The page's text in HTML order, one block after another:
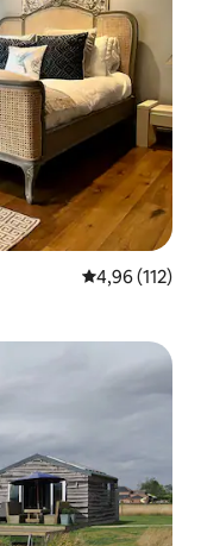
Note
4,96 (112)